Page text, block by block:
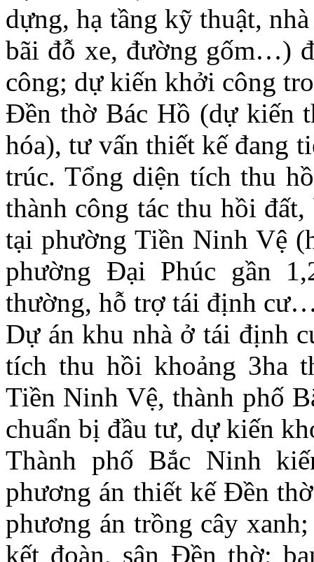
dựng, hạ tầng kỹ thuật,
bãi đỗ xe, đường gốm…)
công; dự kiến khởi công
Đền thờ Bác Hồ (dự kiến
hóa), tư vấn thiết kế đang
trúc. Tổng diện tích thu
thành công tác thu hồi
tại phường Tiền Ninh Vệ
phường Đại Phúc gần
thường, hỗ trợ tái định
Dự án khu nhà ở tái định
tích thu hồi khoảng 3ha
Tiền Ninh Vệ, thành phố
chuẩn bị đầu tư, dự kiến
Thành phố Bắc Ninh
phương án thiết kế Đền
phương án trồng cây
kết đoàn, sân Đền thờ;